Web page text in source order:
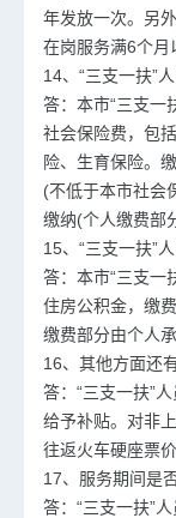
年发放一次。另
在岗服务满6个月
14、“三支一扶”
答：本市“三支一
社会保险费，包
险、生育保险。
(不低于本市社会
缴纳(个人缴费部
15、“三支一扶”
答：本市“三支一
住房公积金，缴
缴费部分由个人
16、其他方面还
答：“三支一扶”
给予补贴。对非
往返火车硬座票价
17、服务期间是
答：“三支一扶”